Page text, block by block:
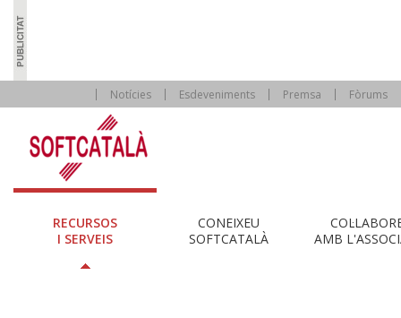
Notícies Esdeveniments Premsa Fòrums
RECURSOS
I SERVEIS
CONEIXEU
SOFTCATALÀ
AMB